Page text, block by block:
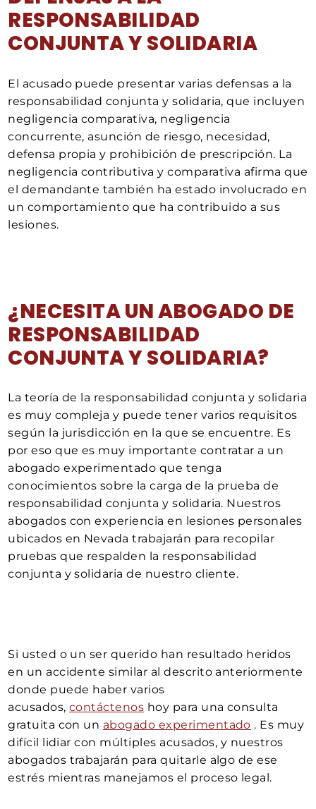
RESPONSABILIDAD
CONJUNTA Y SOLIDARIA
El acusado puede presentar varias defensas a la
responsabilidad conjunta y solidaria, que incluyen
negligencia comparativa, negligencia
concurrente, asunción de riesgo, necesidad,
defensa propia y prohibición de prescripción. La
negligencia contributiva y comparativa afirma que
el demandante también ha estado involucrado en
un comportamiento que ha contribuido a sus
lesiones.
¿NECESITA UN ABOGADO DE
RESPONSABILIDAD
CONJUNTA Y SOLIDARIA?
La teoría de la responsabilidad conjunta y solidaria
es muy compleja y puede tener varios requisitos
según la jurisdicción en la que se encuentre. Es
por eso que es muy importante contratar a un
abogado experimentado que tenga
conocimientos sobre la carga de la prueba de
responsabilidad conjunta y solidaria. Nuestros
abogados con experiencia en lesiones personales
ubicados en Nevada trabajarán para recopilar
pruebas que respalden la responsabilidad
conjunta y solidaria de nuestro cliente.
Si usted o un ser querido han resultado heridos
en un accidente similar al descrito anteriormente
donde puede haber varios
acusados,contáctenos hoy para una consulta
gratuita con un abogado experimentado . Es muy
difícil lidiar con múltiples acusados, y nuestros
abogados trabajarán para quitarle algo de ese
estrés mientras manejamos el proceso legal.